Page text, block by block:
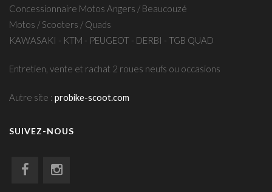
Concessionnaire Motos Angers / Beaucouzé
Motos / Scooters / Quads
KAWASAKI - KTM - PEUGEOT - DERBI - TGB QUAD
Entretien, vente et rachat 2 roues neufs ou occasions
Autre site : probike-scoot.com
SUIVEZ-NOUS